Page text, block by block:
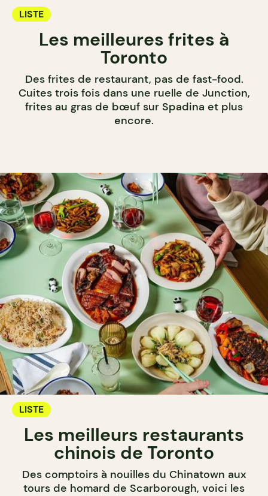
LISTE
Les meilleures frites à
Toronto
Des frites de restaurant, pas de fast-food.
Cuites trois fois dans une ruelle de Junction,
frites au gras de bœuf sur Spadina et plus
encore.
LISTE
Les meilleurs restaurants
chinois de Toronto
Des comptoirs à nouilles du Chinatown aux
tours de homard de Scarborough, voici les